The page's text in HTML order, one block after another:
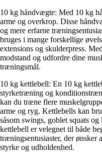
10 kg håndvægte: Med 10 kg
arme og overkrop. Disse
og mere erfarne
bruges i mange forskellige
extensions og skulderpress.
modstand og udfordre dine
træningsmål.
10 kg kettlebell: En 10 kg
styrketræning og
kan du træne flere
arme og ryg. Kettlebells kan
såsom swings, goblet squats
kettlebell er velegnet til både
træningsentusiaster, der ønsker
styrke og udholdenhed.